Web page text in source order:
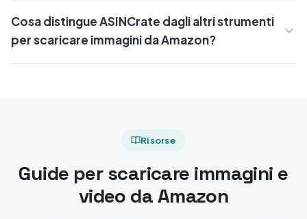
Cosa distingue ASINCrate dagli altri strumenti
per scaricare immagini da Amazon?
Risorse
Guide per scaricare immagini e
video da Amazon